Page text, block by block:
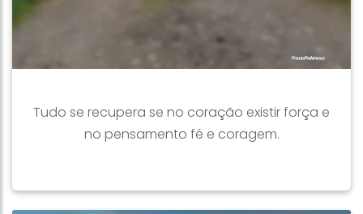
Tudo se recupera se no coração existir força e
no pensamento fé e coragem.